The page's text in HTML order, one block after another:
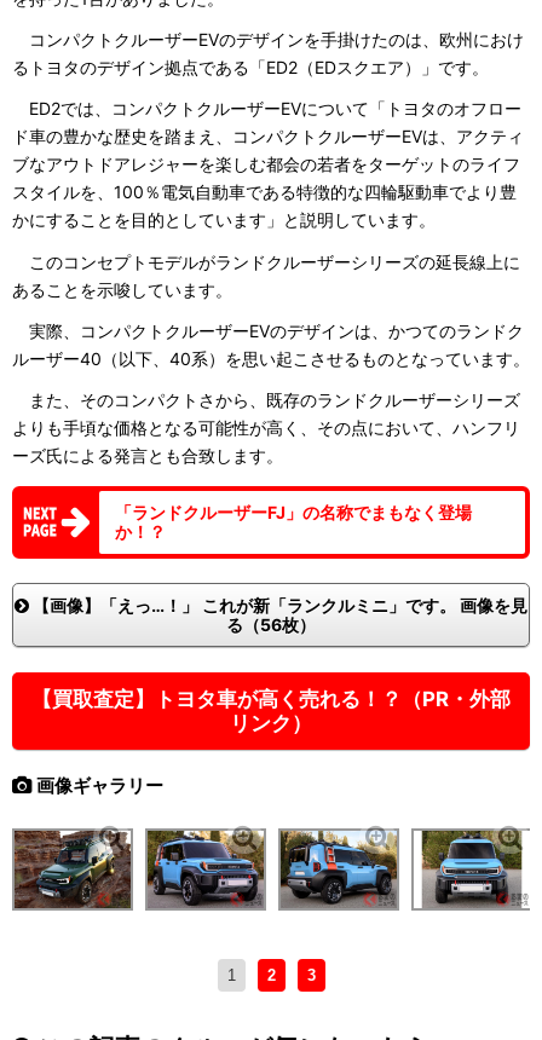
コンパクトクルーザーEVのデザインを手掛けたのは、欧州におけ
るトヨタのデザイン拠点である「ED2（EDスクエア）」です。
ED2では、コンパクトクルーザーEVについて「トヨタのオフロー
ド車の豊かな歴史を踏まえ、コンパクトクルーザーEVは、アクティ
ブなアウトドアレジャーを楽しむ都会の若者をターゲットのライフ
スタイルを、100％電気自動車である特徴的な四輪駆動車でより豊
かにすることを目的としています」と説明しています。
このコンセプトモデルがランドクルーザーシリーズの延長線上に
あることを示唆しています。
実際、コンパクトクルーザーEVのデザインは、かつてのランドク
ルーザー40（以下、40系）を思い起こさせるものとなっています。
また、そのコンパクトさから、既存のランドクルーザーシリーズ
よりも手頃な価格となる可能性が高く、その点において、ハンフリ
ーズ氏による発言とも合致します。
「ランドクルーザーFJ」の名称でまもなく登場
か！？
【画像】「えっ…！」 これが新「ランクルミニ」です。 画像を見
る（56枚）
【買取査定】トヨタ車が高く売れる！？（PR・外部
リンク）
画像ギャラリー
1 2 3